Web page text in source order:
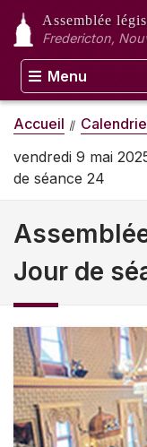
Assemblée
Fredericton,
Menu
Accueil
vendredi 9 mai
de séance 24
Jour de